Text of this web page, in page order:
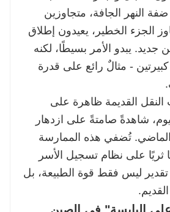
النهر الجافة، متجاوزين
الجزء الخطير، يعيدون إطلاق
جديد. يبدو الأمر بسيطًا، لكنه
- مثالٌ رائع على قدرة
النقل القديمة ظاهرة على
شاهدةً صامتةً على ازدهار
الماضي. تُضفي هذه الممارسة
ثريًا على نظام تسجيل الأسر
تقدير ليس فقط قوة الطبيعة، بل